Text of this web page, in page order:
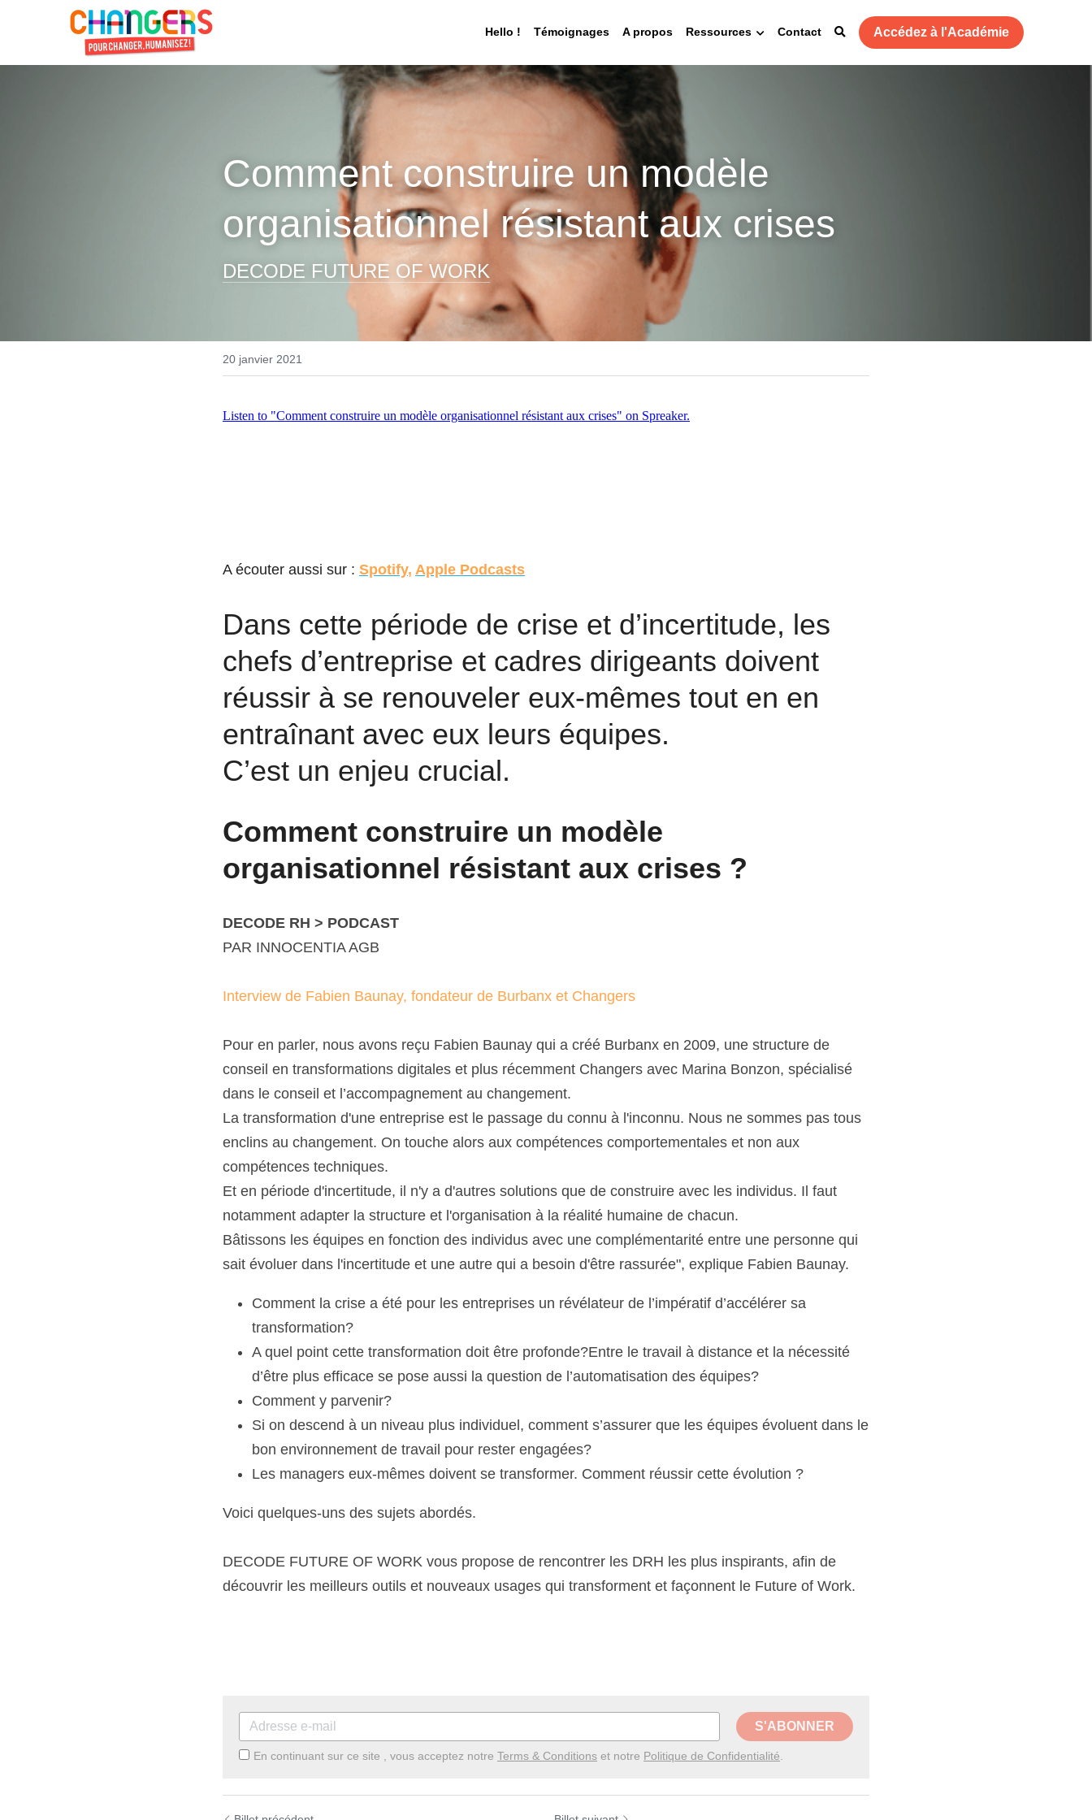
Hello ! Témoignages A propos Ressources Contact Accédez à l'Académie
Comment construire un modèle
organisationnel résistant aux crises
DECODE FUTURE OF WORK
20 janvier 2021
A écouter aussi sur : Spotify, Apple Podcasts
Dans cette période de crise et d’incertitude, les
chefs d’entreprise et cadres dirigeants doivent
réussir à se renouveler eux-mêmes tout en en
entraînant avec eux leurs équipes.
C’est un enjeu crucial.
Comment construire un modèle
organisationnel résistant aux crises ?
DECODE RH > PODCAST
PAR INNOCENTIA AGB
Interview de Fabien Baunay, fondateur de Burbanx et Changers
Pour en parler, nous avons reçu Fabien Baunay qui a créé Burbanx en 2009, une structure de
conseil en transformations digitales et plus récemment Changers avec Marina Bonzon, spécialisé
dans le conseil et l’accompagnement au changement.
La transformation d'une entreprise est le passage du connu à l'inconnu. Nous ne sommes pas tous
enclins au changement. On touche alors aux compétences comportementales et non aux
compétences techniques.
Et en période d'incertitude, il n'y a d'autres solutions que de construire avec les individus. Il faut
notamment adapter la structure et l'organisation à la réalité humaine de chacun.
Bâtissons les équipes en fonction des individus avec une complémentarité entre une personne qui
sait évoluer dans l'incertitude et une autre qui a besoin d'être rassurée", explique Fabien Baunay.
Comment la crise a été pour les entreprises un révélateur de l’impératif d’accélérer sa
transformation?
A quel point cette transformation doit être profonde?Entre le travail à distance et la nécessité
d’être plus efficace se pose aussi la question de l’automatisation des équipes?
Comment y parvenir?
Si on descend à un niveau plus individuel, comment s’assurer que les équipes évoluent dans le
bon environnement de travail pour rester engagées?
Les managers eux-mêmes doivent se transformer. Comment réussir cette évolution ?
Voici quelques-uns des sujets abordés.
DECODE FUTURE OF WORK vous propose de rencontrer les DRH les plus inspirants, afin de
découvrir les meilleurs outils et nouveaux usages qui transforment et façonnent le Future of Work.
S'ABONNER
En continuant sur ce site , vous acceptez notre Terms & Conditions et notre Politique de Confidentialité